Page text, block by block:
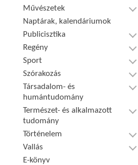
Művészetek
Naptárak, kalendáriumok
Publicisztika
Regény
Sport
Szórakozás
Társadalom- és
humántudomány
Természet- és alkalmazott
tudomány
Történelem
Vallás
E-könyv